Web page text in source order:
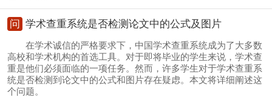
问 学术查重系统是否检测论文中的公式及图片
在学术诚信的严格要求下，中国学术查重系统成为了大多数
高校和学术机构的首选工具。对于即将毕业的学生来说，学术查
重是他们必须面临的一项任务。然而，许多学生对于学术查重系
统是否检测到论文中的公式和图片存在疑虑。本文将详细阐述这
个问题。